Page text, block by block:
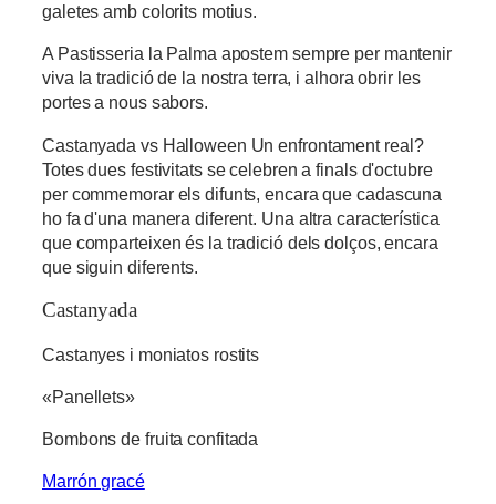
galetes amb colorits motius.
A Pastisseria la Palma apostem sempre per mantenir
viva la tradició de la nostra terra, i alhora obrir les
portes a nous sabors.
Castanyada vs Halloween Un enfrontament real?
Totes dues festivitats se celebren a finals d'octubre
per commemorar els difunts, encara que cadascuna
ho fa d'una manera diferent. Una altra característica
que comparteixen és la tradició dels dolços, encara
que siguin diferents.
Castanyada
Castanyes i moniatos rostits
«Panellets»
Bombons de fruita confitada
Marrón gracé